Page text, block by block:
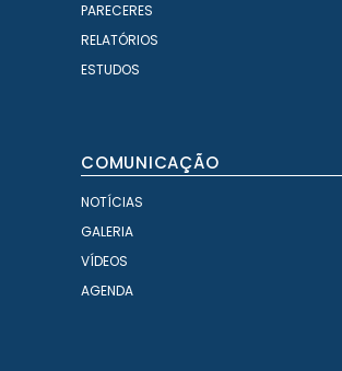
PARECERES
RELATÓRIOS
ESTUDOS
COMUNICAÇÃO
NOTÍCIAS
GALERIA
VÍDEOS
AGENDA